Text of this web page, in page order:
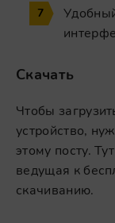
Скачать
Чтобы
устройство,
этому посту.
ведущая к
скачиванию.